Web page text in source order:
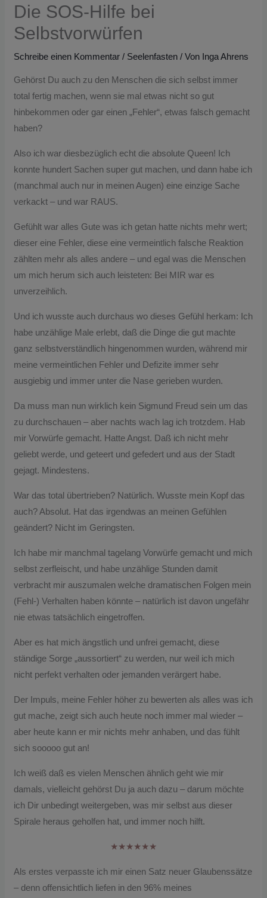
Die SOS-Hilfe bei
Selbstvorwürfen
Schreibe einen Kommentar / Seelenfasten / Von Inga Ahrens
Gehörst Du auch zu den Menschen die sich selbst immer
total fertig machen, wenn sie mal etwas nicht so gut
hinbekommen oder gar einen „Fehler“, etwas falsch gemacht
haben?
Also ich war diesbezüglich echt die absolute Queen! Ich
konnte hundert Sachen super gut machen, und dann habe ich
(manchmal auch nur in meinen Augen) eine einzige Sache
verkackt – und war RAUS.
Gefühlt war alles Gute was ich getan hatte nichts mehr wert;
dieser eine Fehler, diese eine vermeintlich falsche Reaktion
zählten mehr als alles andere – und egal was die Menschen
um mich herum sich auch leisteten: Bei MIR war es
unverzeihlich.
Und ich wusste auch durchaus wo dieses Gefühl herkam: Ich
habe unzählige Male erlebt, daß die Dinge die gut machte
ganz selbstverständlich hingenommen wurden, während mir
meine vermeintlichen Fehler und Defizite immer sehr
ausgiebig und immer unter die Nase gerieben wurden.
Da muss man nun wirklich kein Sigmund Freud sein um das
zu durchschauen – aber nachts wach lag ich trotzdem. Hab
mir Vorwürfe gemacht. Hatte Angst. Daß ich nicht mehr
geliebt werde, und geteert und gefedert und aus der Stadt
gejagt. Mindestens.
War das total übertrieben? Natürlich. Wusste mein Kopf das
auch? Absolut. Hat das irgendwas an meinen Gefühlen
geändert? Nicht im Geringsten.
Ich habe mir manchmal tagelang Vorwürfe gemacht und mich
selbst zerfleischt, und habe unzählige Stunden damit
verbracht mir auszumalen welche dramatischen Folgen mein
(Fehl-) Verhalten haben könnte – natürlich ist davon ungefähr
nie etwas tatsächlich eingetroffen.
Aber es hat mich ängstlich und unfrei gemacht, diese
ständige Sorge „aussortiert“ zu werden, nur weil ich mich
nicht perfekt verhalten oder jemanden verärgert habe.
Der Impuls, meine Fehler höher zu bewerten als alles was ich
gut mache, zeigt sich auch heute noch immer mal wieder –
aber heute kann er mir nichts mehr anhaben, und das fühlt
sich sooooo gut an!
Ich weiß daß es vielen Menschen ähnlich geht wie mir
damals, vielleicht gehörst Du ja auch dazu – darum möchte
ich Dir unbedingt weitergeben, was mir selbst aus dieser
Spirale heraus geholfen hat, und immer noch hilft.
★★★★★★
Als erstes verpasste ich mir einen Satz neuer Glaubenssätze
– denn offensichtlich liefen in den 96% meines